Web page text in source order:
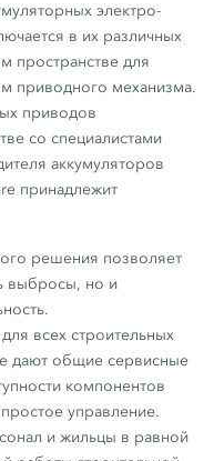
электро-
в их различных
пространстве для
приводного механизма.
приводов
со специалистами
аккумуляторов
принадлежит
решения позволяет
выбросы, но и
всех строительных
дают общие сервисные
компонентов
управление.
и жильцы в равной